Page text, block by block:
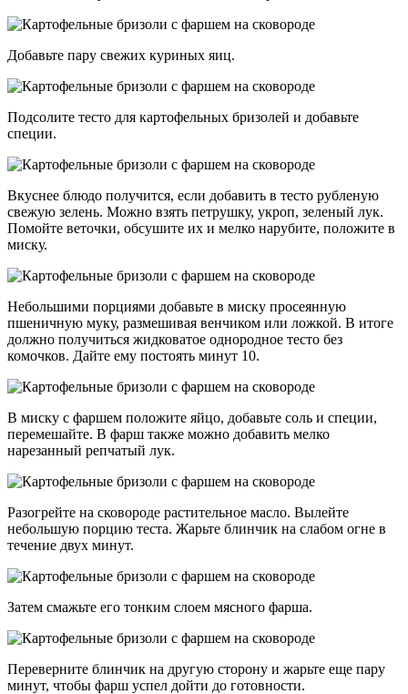
Добавьте пару свежих куриных яиц.
Подсолите тесто для картофельных бризолей и добавьте
специи.
Вкуснее блюдо получится, если добавить в тесто рубленую
свежую зелень. Можно взять петрушку, укроп, зеленый лук.
Помойте веточки, обсушите их и мелко нарубите, положите в
миску.
Небольшими порциями добавьте в миску просеянную
пшеничную муку, размешивая венчиком или ложкой. В итоге
должно получиться жидковатое однородное тесто без
комочков. Дайте ему постоять минут 10.
В миску с фаршем положите яйцо, добавьте соль и специи,
перемешайте. В фарш также можно добавить мелко
нарезанный репчатый лук.
Разогрейте на сковороде растительное масло. Вылейте
небольшую порцию теста. Жарьте блинчик на слабом огне в
течение двух минут.
Затем смажьте его тонким слоем мясного фарша.
Переверните блинчик на другую сторону и жарьте еще пару
минут, чтобы фарш успел дойти до готовности.